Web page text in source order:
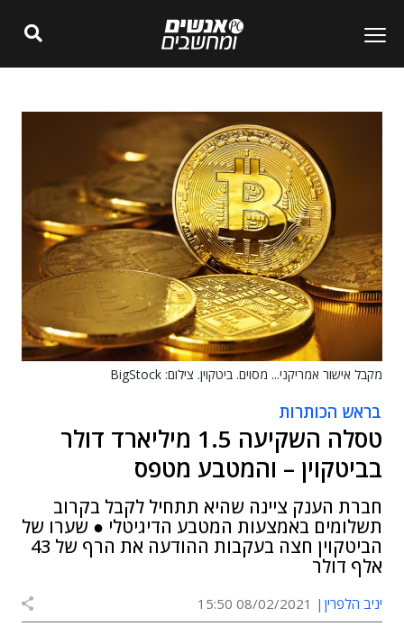
מקבל אישור אמריקני... מסוים. ביטקוין. צילום: BigStock
בראש הכותרות
טסלה השקיעה 1.5 מיליארד דולר
בביטקוין – והמטבע מטפס
חברת הענק ציינה שהיא תתחיל לקבל בקרוב
תשלומים באמצעות המטבע הדיגיטלי ● שערו של
הביטקוין חצה בעקבות ההודעה את הרף של 43
אלף דולר
יניב הלפרין 08/02/2021 15:50